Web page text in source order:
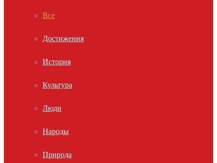
Все
Достижения
История
Культура
Люди
Народы
Природа